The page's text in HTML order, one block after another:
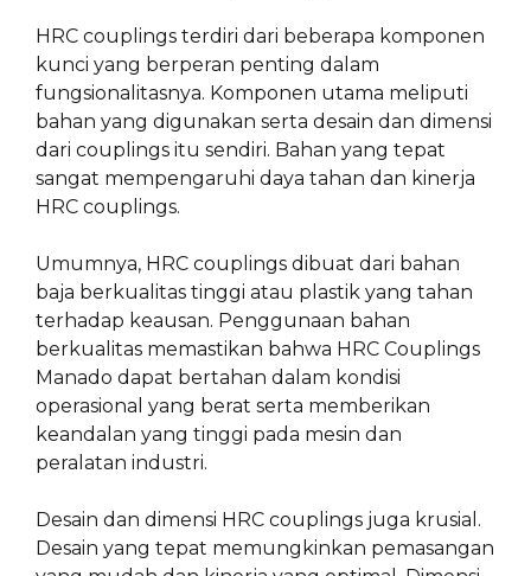
HRC couplings terdiri dari beberapa komponen
kunci yang berperan penting dalam
fungsionalitasnya. Komponen utama meliputi
bahan yang digunakan serta desain dan dimensi
dari couplings itu sendiri. Bahan yang tepat
sangat mempengaruhi daya tahan dan kinerja
HRC couplings.
Umumnya, HRC couplings dibuat dari bahan
baja berkualitas tinggi atau plastik yang tahan
terhadap keausan. Penggunaan bahan
berkualitas memastikan bahwa HRC Couplings
Manado dapat bertahan dalam kondisi
operasional yang berat serta memberikan
keandalan yang tinggi pada mesin dan
peralatan industri.
Desain dan dimensi HRC couplings juga krusial.
Desain yang tepat memungkinkan pemasangan